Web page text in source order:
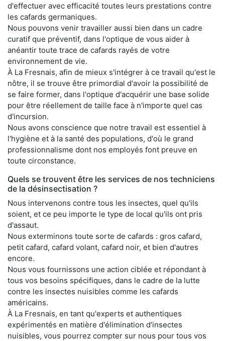
d'effectuer avec efficacité toutes leurs prestations contre
les cafards germaniques.
Nous pouvons venir travailler aussi bien dans un cadre
curatif que préventif, dans l'optique de vous aider à
anéantir toute trace de cafards rayés de votre
environnement de vie.
À La Fresnais, afin de mieux s'intégrer à ce travail qu'est le
nôtre, il se trouve être primordial d'avoir la possibilité de
se faire former, dans l'optique d'acquérir une base solide
pour être réellement de taille face à n'importe quel cas
d'incursion.
Nous avons conscience que notre travail est essentiel à
l'hygiène et à la santé des populations, d'où le grand
professionnalisme dont nos employés font preuve en
toute circonstance.
Quels se trouvent être les services de nos techniciens
de la désinsectisation ?
Nous intervenons contre tous les insectes, quel qu'ils
soient, et ce peu importe le type de local qu'ils ont pris
d'assaut.
Nous exterminons toute sorte de cafards : gros cafard,
petit cafard, cafard volant, cafard noir, et bien d'autres
encore.
Nous vous fournissons une action ciblée et répondant à
tous vos besoins spécifiques, dans le cadre de la lutte
contre les insectes nuisibles comme les cafards
américains.
À La Fresnais, en tant qu'experts et authentiques
expérimentés en matière d'élimination d'insectes
nuisibles, vous pourrez compter sur nous pour tous vos